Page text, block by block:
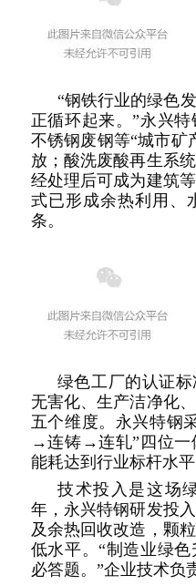
“钢铁行业的绿色
正循环起来。”永兴
不锈钢废钢等“城市矿
放；酸洗废酸再生系
经处理后可成为建筑
式已形成余热利用、
条。
绿色工厂的认证
无害化、生产洁净化
五个维度。永兴特钢
→连铸→连轧”四位一
能耗达到行业标杆水平
技术投入是这场
年，永兴特钢研发投
及余热回收改造，颗
低水平。“制造业绿
必答题。”企业技术负